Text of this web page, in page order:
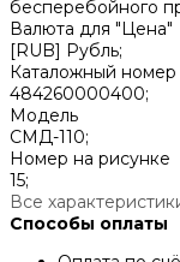
бесперебойного
Валюта для "Цена"
[RUB] Рубль;
Каталожный номер
484260000400;
Модель
СМД-110;
Номер на рисунке
15;
Все
Способы оплаты